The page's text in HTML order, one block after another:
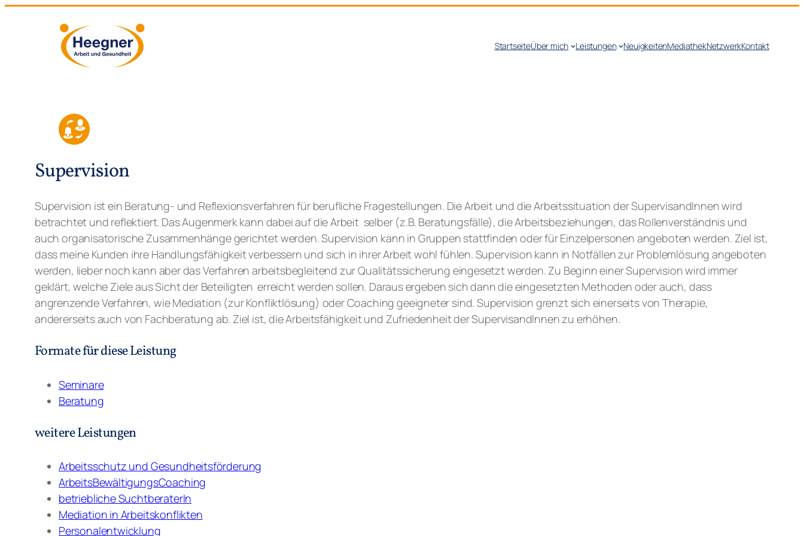
StartseiteÜber mich Leistungen NeuigkeitenMediathekNetzwerkKontakt
Supervision
Supervision ist ein Beratung- und Reflexionsverfahren für berufliche Fragestellungen. Die Arbeit und die Arbeitssituation der SupervisandInnen wird
betrachtet und reflektiert. Das Augenmerk kann dabei auf die Arbeit selber (z.B. Beratungsfälle), die Arbeitsbeziehungen, das Rollenverständnis und
auch organisatorische Zusammenhänge gerichtet werden. Supervision kann in Gruppen stattfinden oder für Einzelpersonen angeboten werden. Ziel ist,
dass meine Kunden ihre Handlungsfähigkeit verbessern und sich in ihrer Arbeit wohl fühlen. Supervision kann in Notfällen zur Problemlösung angeboten
werden, lieber noch kann aber das Verfahren arbeitsbegleitend zur Qualitätssicherung eingesetzt werden. Zu Beginn einer Supervision wird immer
geklärt, welche Ziele aus Sicht der Beteiligten erreicht werden sollen. Daraus ergeben sich dann die eingesetzten Methoden oder auch, dass
angrenzende Verfahren, wie Mediation (zur Konfliktlösung) oder Coaching geeigneter sind. Supervision grenzt sich einerseits von Therapie,
andererseits auch von Fachberatung ab. Ziel ist, die Arbeitsfähigkeit und Zufriedenheit der SupervisandInnen zu erhöhen.
Formate für diese Leistung
Seminare
Beratung
weitere Leistungen
Arbeitsschutz und Gesundheitsförderung
ArbeitsBewältigungsCoaching
betriebliche SuchtberaterIn
Mediation in Arbeitskonflikten
Personalentwicklung